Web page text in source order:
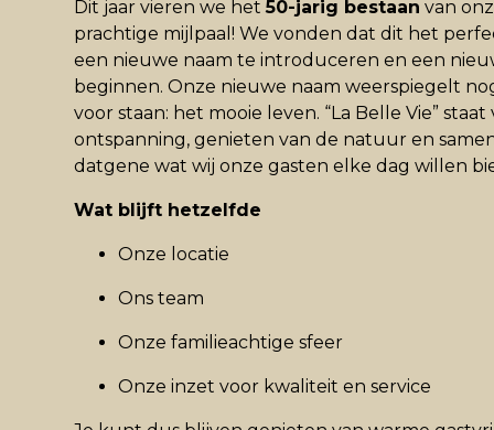
Dit jaar vieren we het50-jarig bestaan van
prachtige mijlpaal! We vonden dat dit het
een nieuwe naam te introduceren en een
beginnen. Onze nieuwe naam weerspiegelt
voor staan: het mooie leven. “La Belle Vie”
ontspanning, genieten van de natuur en
datgene wat wij onze gasten elke dag willen
Wat blijft hetzelfde
Onze locatie
Ons team
Onze familieachtige sfeer
Onze inzet voor kwaliteit en service